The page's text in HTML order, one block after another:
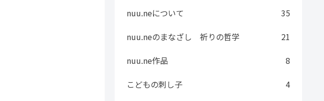
nuu.neについて
35
nuu.neのまなざし 祈りの哲学
21
nuu.ne作品
8
こどもの刺し子
4